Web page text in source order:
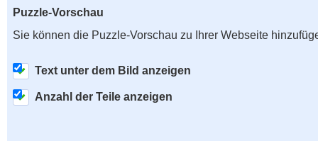
Puzzle-Vorschau
Sie können die Puzzle-Vorschau zu Ihrer Webseite
Text unter dem Bild anzeigen
Anzahl der Teile anzeigen